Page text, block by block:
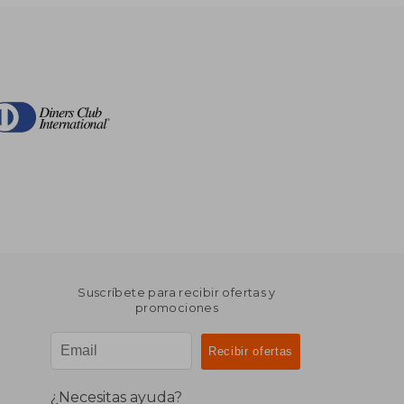
Suscríbete para recibir ofertas y
promociones
¿Necesitas ayuda?